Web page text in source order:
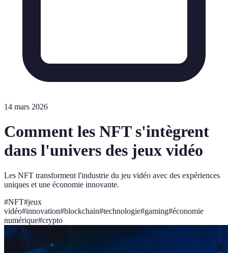
14 mars 2026
Comment les NFT s'intègrent
dans l'univers des jeux vidéo
Les NFT transforment l'industrie du jeu vidéo avec des expériences
uniques et une économie innovante.
#NFT#jeux
vidéo#innovation#blockchain#technologie#gaming#économie
numérique#crypto